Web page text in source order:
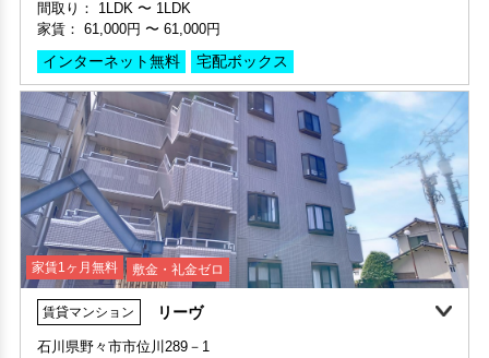
階数 3階
敷金 - ・礼金 -
保証人不要・代行 インターネット無料
間取り： 1LDK 〜 1LDK
家賃： 61,000円 〜 61,000円
インターネット無料 宅配ボックス
家賃1ヶ月無料 敷金・礼金ゼロ
家賃1ヶ月無料 敷金・礼金ゼロ
賃貸マンション リーヴ
石川県野々市市位川289－1